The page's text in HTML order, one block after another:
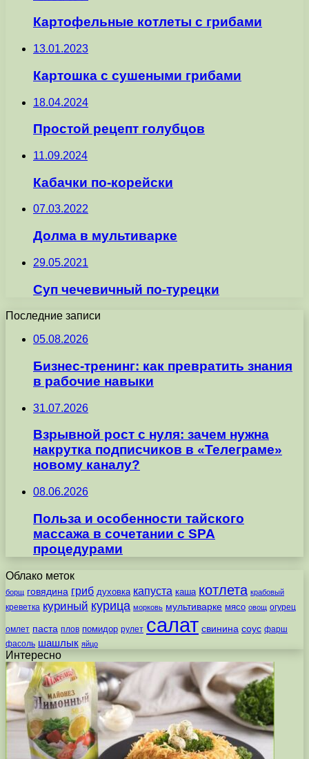
Картофельные котлеты с грибами
13.01.2023
Картошка с сушеными грибами
18.04.2024
Простой рецепт голубцов
11.09.2024
Кабачки по-корейски
07.03.2022
Долма в мультиварке
29.05.2021
Суп чечевичный по-турецки
Последние записи
05.08.2026
Бизнес-тренинг: как превратить знания
в рабочие навыки
31.07.2026
Взрывной рост с нуля: зачем нужна
накрутка подписчиков в «Телеграме»
новому каналу?
08.06.2026
Польза и особенности тайского
массажа в сочетании с SPA
процедурами
Облако меток
борщ говядина гриб духовка капуста каша котлета крабовый
креветка куриный курица морковь мультиварке мясо овощ огурец
омлет паста плов помидор рулет салат свинина соус фарш
фасоль шашлык яйцо
Интересно